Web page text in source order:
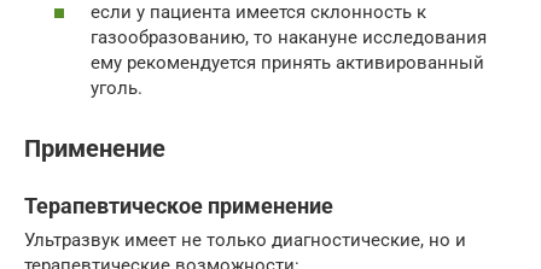
если у пациента имеется склонность к
газообразованию, то накануне исследования
ему рекомендуется принять активированный
уголь.
Применение
Терапевтическое применение
Ультразвук имеет не только диагностические, но и